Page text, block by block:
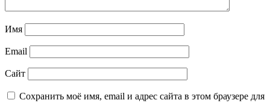
Имя
Email
Сайт
Сохранить моё имя, email и адрес сайта в этом браузере для